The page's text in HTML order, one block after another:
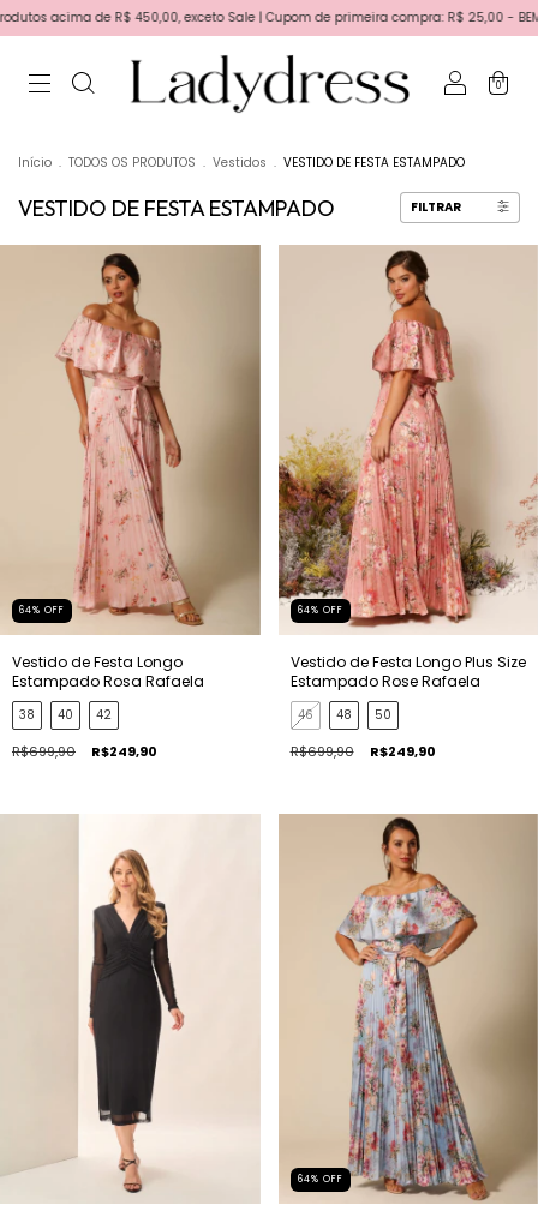
450,00, exceto Sale | Cupom de primeira compra: R$ 25,00 - BEMVINDA |
0
Início . TODOS OS PRODUTOS . Vestidos . VESTIDO DE FESTA ESTAMPADO
VESTIDO DE FESTA ESTAMPADO FILTRAR
64% OFF
Vestido de Festa Longo
Estampado Rosa Rafaela
38 40 42
R$699,90 R$249,90
64% OFF
Vestido de Festa Longo Plus Size
Estampado Rose Rafaela
46 48 50
R$699,90 R$249,90
64% OFF